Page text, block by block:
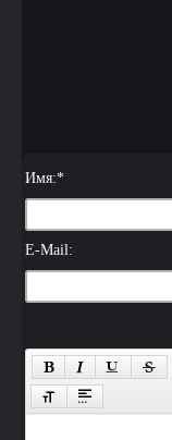
Имя:*
E-Mail: